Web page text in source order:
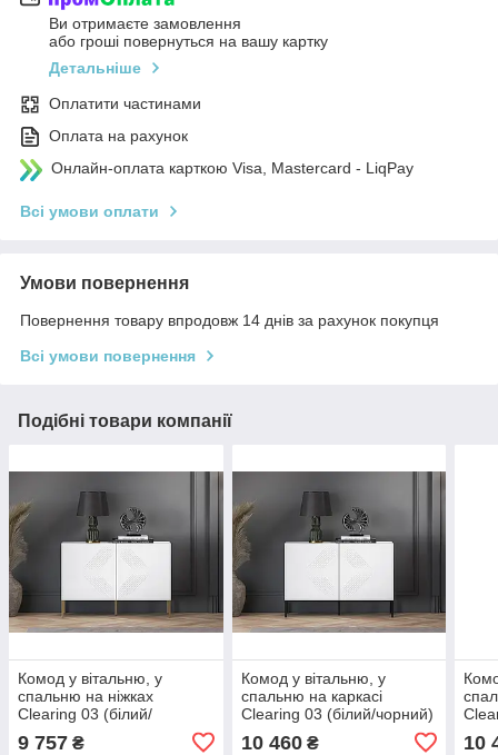
Ви отримаєте замовлення
або гроші повернуться на вашу картку
Детальніше
Оплатити частинами
Оплата на рахунок
Онлайн-оплата карткою Visa, Mastercard - LiqPay
Всі умови оплати
Умови повернення
Повернення товару впродовж 14 днів за рахунок покупця
Всі умови повернення
Подібні товари компанії
Комод у вітальню, у
спальню на ніжках
Clearing 03 (білий/
9 757 ₴
Комод у вітальню, у
спальню на каркасі
Clearing 03 (білий/чорний)
10 460₴ 10